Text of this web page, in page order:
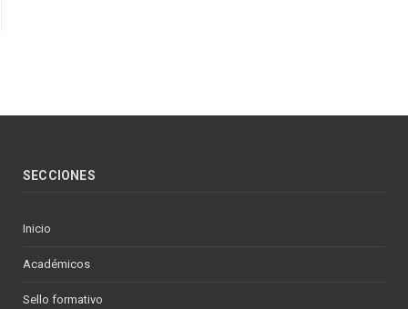
SECCIONES
Inicio
Académicos
Sello formativo